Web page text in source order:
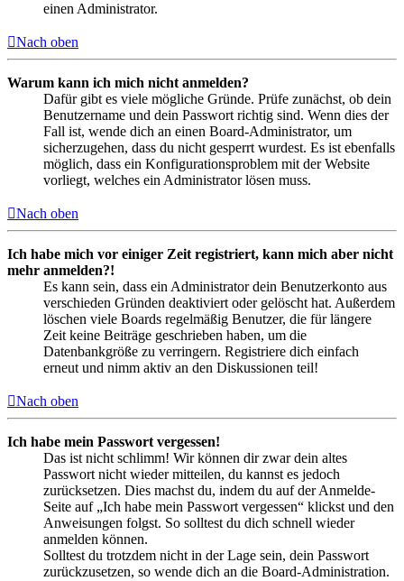
einen Administrator.
Nach oben
Warum kann ich mich nicht anmelden?
Dafür gibt es viele mögliche Gründe. Prüfe zunächst, ob dein
Benutzername und dein Passwort richtig sind. Wenn dies der
Fall ist, wende dich an einen Board-Administrator, um
sicherzugehen, dass du nicht gesperrt wurdest. Es ist ebenfalls
möglich, dass ein Konfigurationsproblem mit der Website
vorliegt, welches ein Administrator lösen muss.
Nach oben
Ich habe mich vor einiger Zeit registriert, kann mich aber nicht
mehr anmelden?!
Es kann sein, dass ein Administrator dein Benutzerkonto aus
verschieden Gründen deaktiviert oder gelöscht hat. Außerdem
löschen viele Boards regelmäßig Benutzer, die für längere
Zeit keine Beiträge geschrieben haben, um die
Datenbankgröße zu verringern. Registriere dich einfach
erneut und nimm aktiv an den Diskussionen teil!
Nach oben
Ich habe mein Passwort vergessen!
Das ist nicht schlimm! Wir können dir zwar dein altes
Passwort nicht wieder mitteilen, du kannst es jedoch
zurücksetzen. Dies machst du, indem du auf der Anmelde-
Seite auf „Ich habe mein Passwort vergessen“ klickst und den
Anweisungen folgst. So solltest du dich schnell wieder
anmelden können.
Solltest du trotzdem nicht in der Lage sein, dein Passwort
zurückzusetzen, so wende dich an die Board-Administration.